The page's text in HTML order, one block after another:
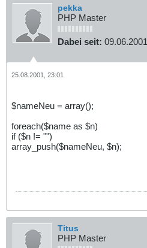
pekka
PHP Master
Dabei seit: 09.06.2001
25.08.2001, 23:01
$nameNeu = array();
foreach($name as $n)
if ($n != "")
array_push($nameNeu, $n);
Titus
PHP Master